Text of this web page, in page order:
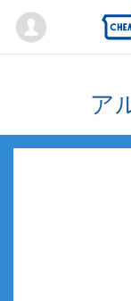
Mypage
ア